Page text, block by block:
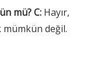
mü?C: Hayır,
değil.